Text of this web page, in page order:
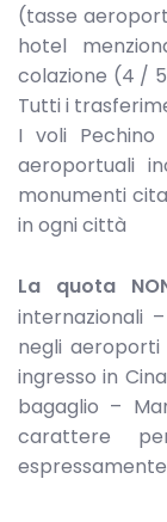
(tasse
hotel
colazione (4 /
Tutti i
I voli
aeroportuali
monumenti
in ogni città
La quota
internazionali
negli
ingresso in
bagaglio –
carattere
espressamente